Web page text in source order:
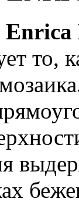
Enrica
то,